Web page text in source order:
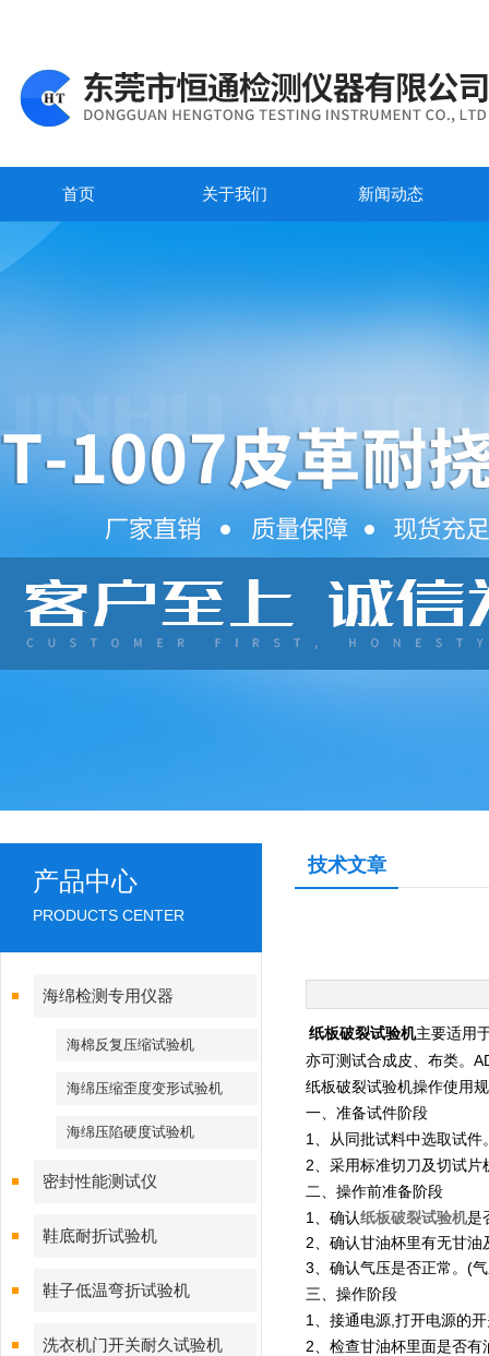
首页 关于我们 新闻动态
产品中心
PRODUCTS CENTER
海绵检测专用仪器
海棉反复压缩试验机
海绵压缩歪度变形试验机
海绵压陷硬度试验机
密封性能测试仪
鞋底耐折试验机
鞋子低温弯折试验机
洗衣机门开关耐久试验机
技术文章
纸板破裂试验机主要适用
亦可测试合成皮、布类。
纸板破裂试验机操作使用
一、准备试件阶段
1、从同批试料中选取试件
2、采用标准切刀及切试
二、操作前准备阶段
1、确认纸板破裂试验机是
2、确认甘油杯里有无甘
3、确认气压是否正常。(
三、操作阶段
1、接通电源,打开电源的
2、检查甘油杯里面是否